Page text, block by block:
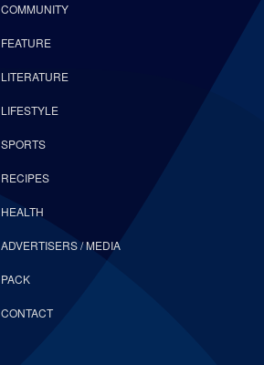
COMMUNITY
FEATURE
LITERATURE
LIFESTYLE
SPORTS
RECIPES
HEALTH
ADVERTISERS / MEDIA
PACK
CONTACT